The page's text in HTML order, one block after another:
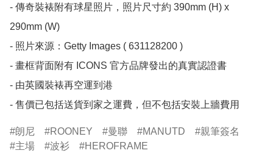
- 傳奇裝裱附有球星照片，照片尺寸約 390mm (H) x
290mm (W)
- 照片來源：Getty Images ( 631128200 )
- 畫框背面附有 ICONS 官方品牌發出的真實認證書
- 由英國裝裱再空運到港
- 售價已包括送貨到家之運費，但不包括安裝上牆費用
朗尼 ROONEY 曼聯 MANUTD
親筆簽名
主場
波衫 HEROFRAME